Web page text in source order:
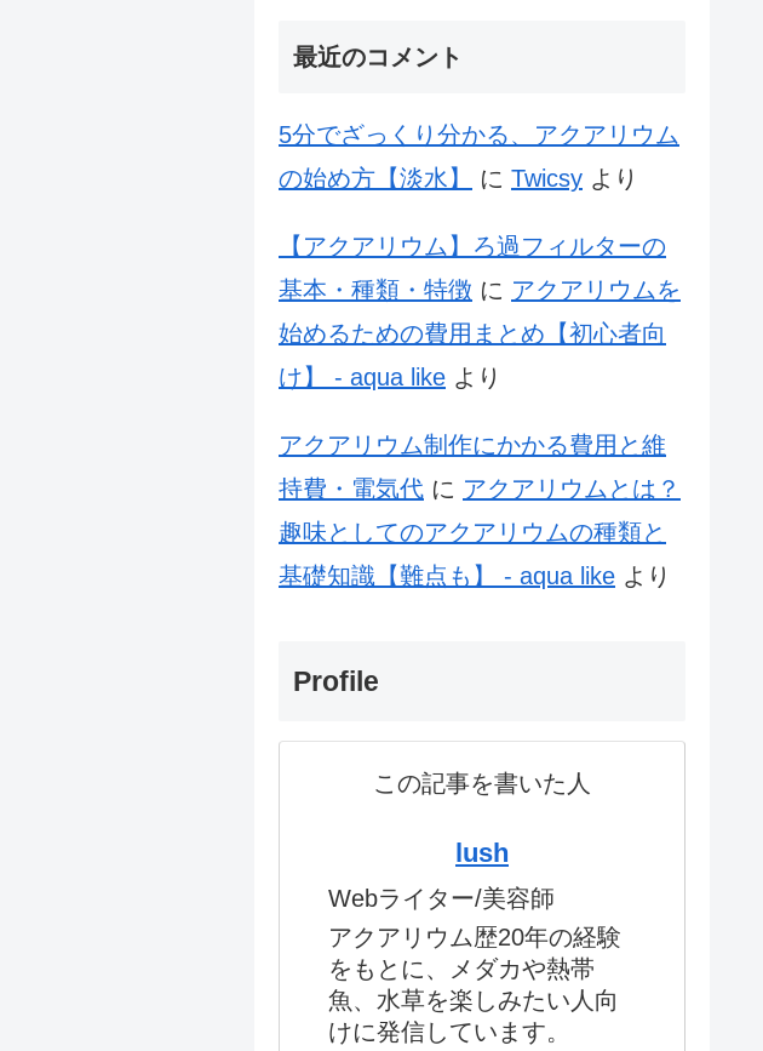
最近のコメント
5分でざっくり分かる、アクアリウム
の始め方【淡水】
に Twicsy より
【アクアリウム】ろ過フィルターの
基本・種類・特徴 に アクアリウムを
始めるための費用まとめ【初心者向
け】 - aqua like より
アクアリウム制作にかかる費用と維
持費・電気代 に アクアリウムとは？
趣味としてのアクアリウムの種類と
基礎知識【難点も】 - aqua like より
Profile
この記事を書いた人
lush
Webライター/美容師
アクアリウム歴20年の経験
をもとに、メダカや熱帯
魚、水草を楽しみたい人向
けに発信しています。